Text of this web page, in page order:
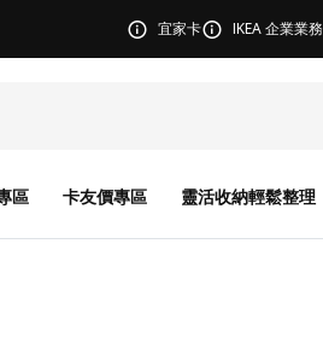
宜家卡 IKEA 企業業務
區 卡友價專區 靈活收納輕鬆整理